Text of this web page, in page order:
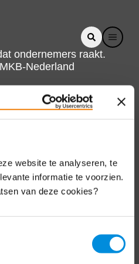
website te analyseren, te
informatie te voorzien.
van deze cookies?
ondernemers raakt.
Nederland